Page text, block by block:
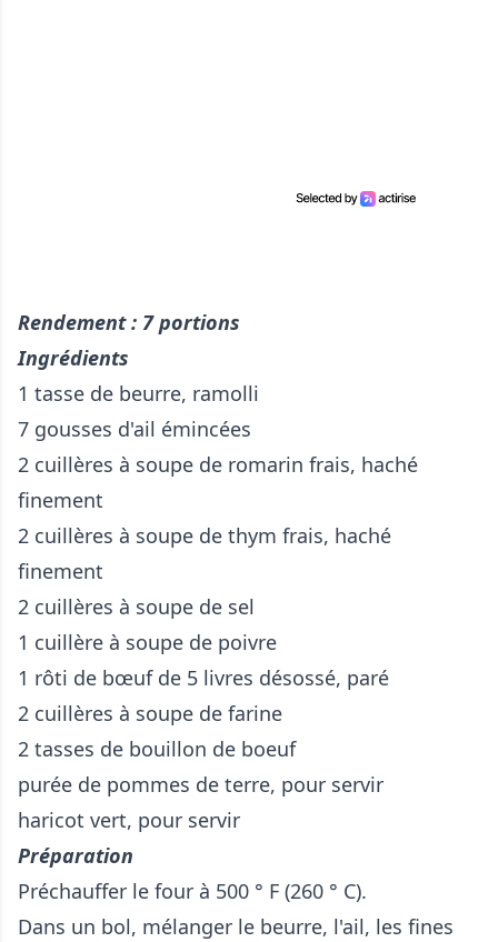
Rendement : 7 portions
Ingrédients
1 tasse de beurre, ramolli
7 gousses d'ail émincées
2 cuillères à soupe de romarin frais, haché
finement
2 cuillères à soupe de thym frais, haché
finement
2 cuillères à soupe de sel
1 cuillère à soupe de poivre
1 rôti de bœuf de 5 livres désossé, paré
2 cuillères à soupe de farine
2 tasses de bouillon de boeuf
purée de pommes de terre, pour servir
haricot vert, pour servir
Préparation
Préchauffer le four à 500 ° F (260 ° C).
Dans un bol, mélanger le beurre, l'ail, les fines